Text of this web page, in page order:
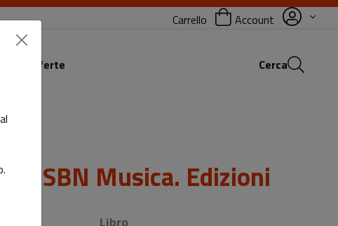
Carrello Account
Le offerte Cerca
a SBN Musica. Edizioni
Libro